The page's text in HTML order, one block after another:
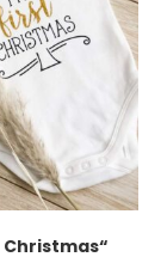
Christmas“